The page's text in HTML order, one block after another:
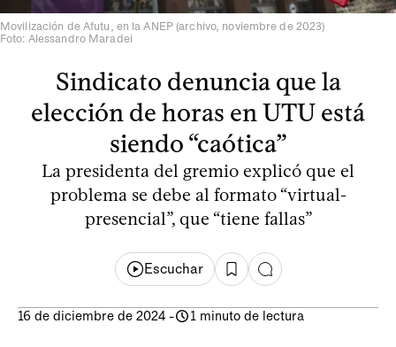
Movilización de Afutu, en la ANEP (archivo, noviembre de 2023)
Foto: Alessandro Maradei
Sindicato denuncia que la
elección de horas en UTU está
siendo “caótica”
La presidenta del gremio explicó que el
problema se debe al formato “virtual-
presencial”, que “tiene fallas”
Escuchar
16 de diciembre de 2024 - 1 minuto de lectura